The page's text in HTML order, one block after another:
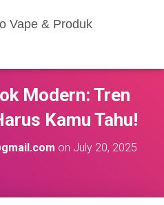
Vape & Produk
Modern: Tren
Kamu Tahu!
on July 20, 2025